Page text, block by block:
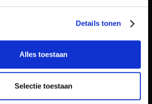
Details tonen
Alles toestaan
Selectie toestaan